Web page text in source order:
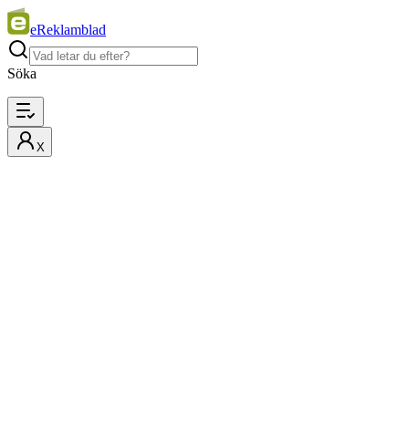
eReklamblad
Söka
X